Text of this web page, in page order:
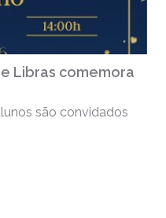
Libras comemora
são convidados